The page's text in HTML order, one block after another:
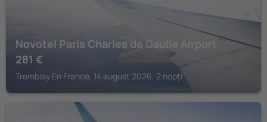
Novotel Paris Charles de Gaulle Airport
281 €
Tremblay En France, 14 august 2026, 2 nopți